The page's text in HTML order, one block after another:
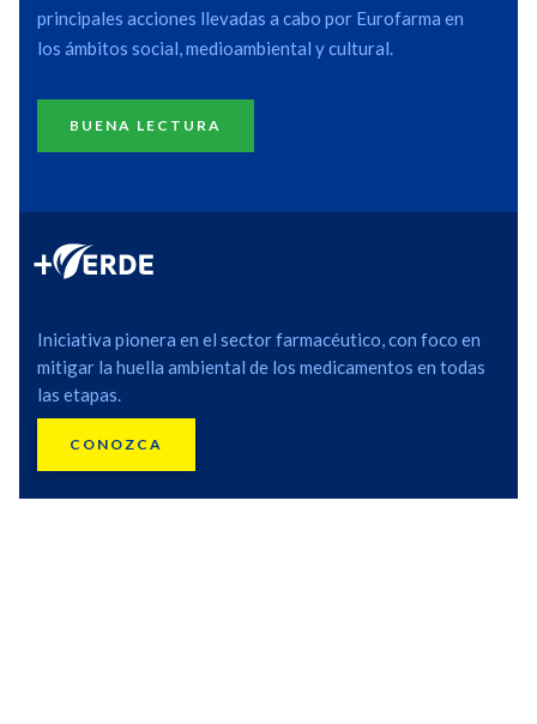
principales acciones llevadas a cabo por Eurofarma en
los ámbitos social, medioambiental y cultural.
BUENA LECTURA
Iniciativa pionera en el sector farmacéutico, con foco en
mitigar la huella ambiental de los medicamentos en todas
las etapas.
CONOZCA